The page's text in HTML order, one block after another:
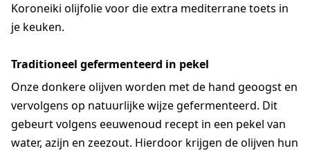
Koroneiki olijfolie voor die extra mediterrane toets in
je keuken.
Traditioneel gefermenteerd in pekel
Onze donkere olijven worden met de hand geoogst en
vervolgens op natuurlijke wijze gefermenteerd. Dit
gebeurt volgens eeuwenoud recept in een pekel van
water, azijn en zeezout. Hierdoor krijgen de olijven hun